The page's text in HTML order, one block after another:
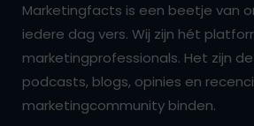
Marketingfacts is een beetje van
iedere dag vers. Wij zijn hét
marketingprofessionals. Het zijn
podcasts, blogs, opinies en
marketingcommunity binden.